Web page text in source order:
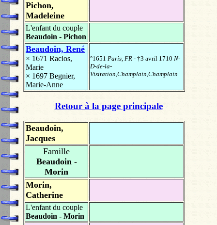
Pichon,
Madeleine
L'enfant du couple
Beaudoin - Pichon
Beaudoin, René
× 1671 Raclos,
Marie
× 1697 Begnier,
Marie-Anne
°1651 Paris, FR - †3 avril 1710 N-
D-de-la-
Visitation,Champlain,Champlain
Retour à la page principale
Beaudoin,
Jacques
Famille
Beaudoin -
Morin
Morin,
Catherine
L'enfant du couple
Beaudoin - Morin